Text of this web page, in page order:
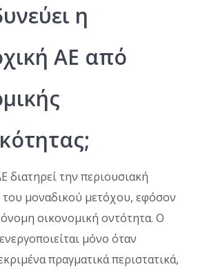
η
ΑΕ από
διατηρεί την περιουσιακή
του μοναδικού μετόχου, εφόσον
οικονομική οντότητα. Ο
μόνο όταν
πραγματικά περιστατικά,